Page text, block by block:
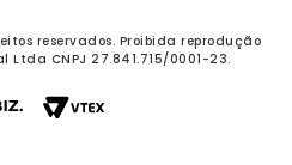
reservados. Proibida reprodução
CNPJ 27.841.715/0001-23.